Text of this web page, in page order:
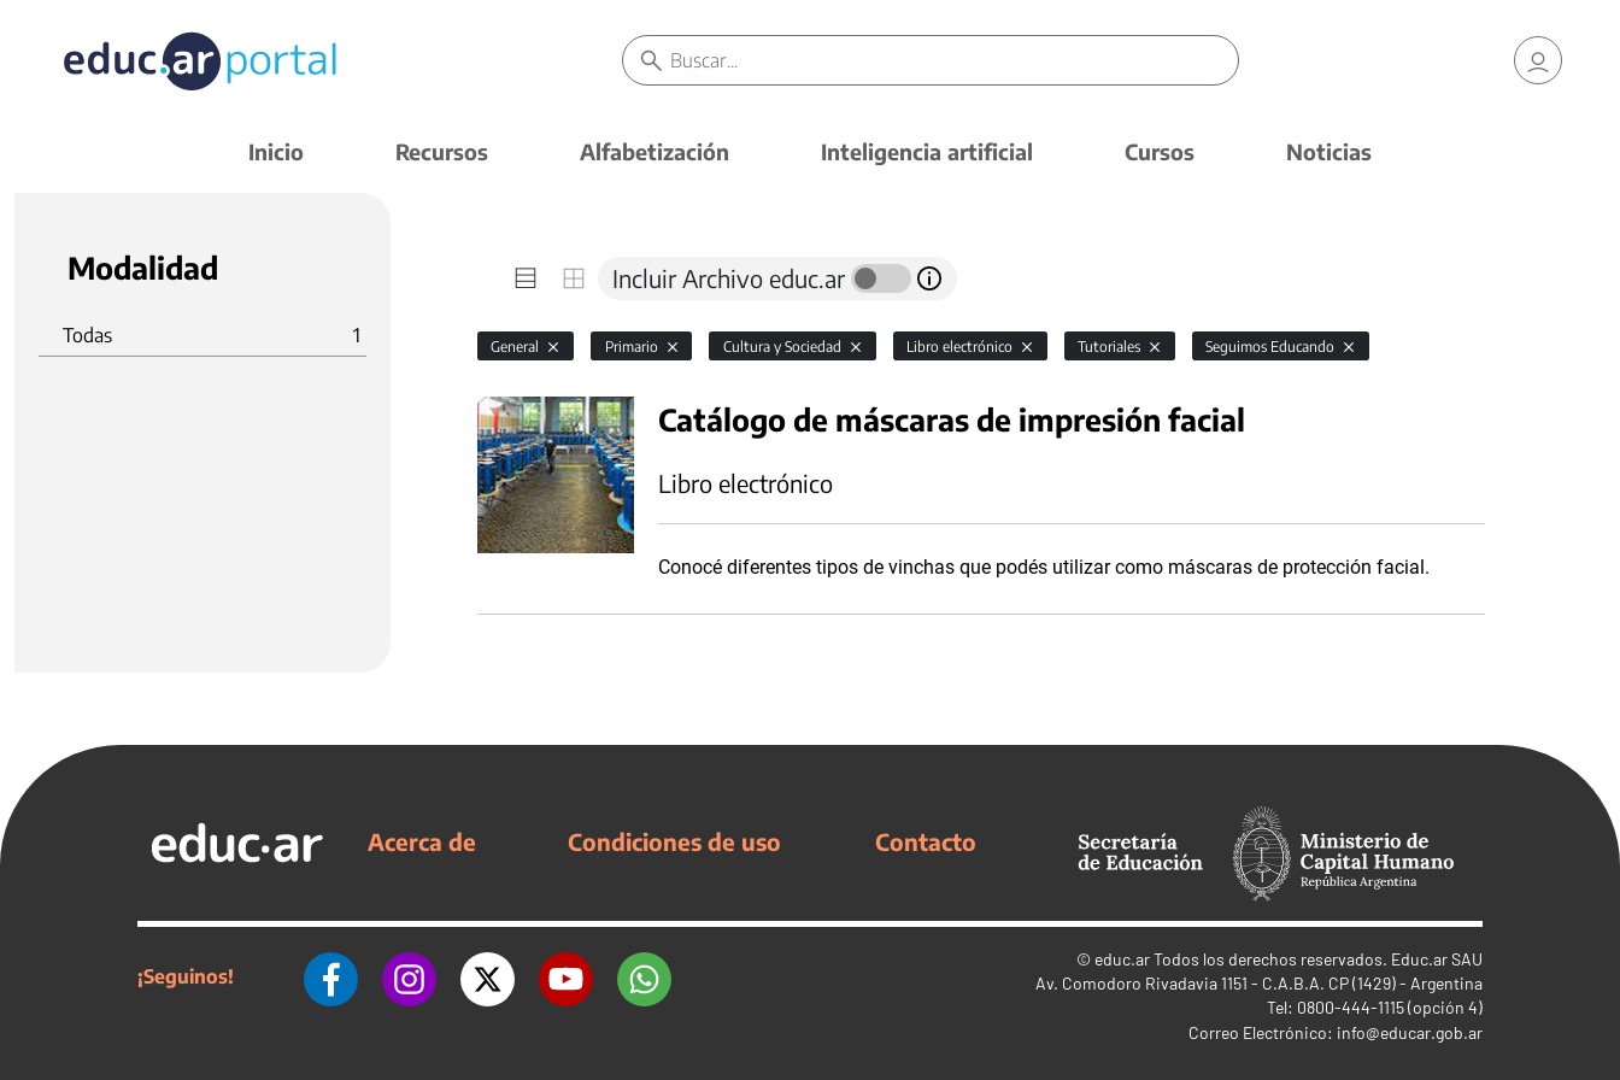
Inicio Recursos Alfabetización Inteligencia artificial Cursos Noticias
Modalidad
Todas 1
Incluir Archivo educ.ar
General Primario Cultura y Sociedad Libro electrónico Tutoriales Seguimos Educando
Catálogo de máscaras de impresión facial
Libro electrónico
Conocé diferentes tipos de vinchas que podés utilizar como máscaras de protección facial.
Acerca de Condiciones de uso Contacto
¡Seguinos!
© educ.arTodos los derechos reservados. Educ.ar SAU
Av. Comodoro Rivadavia 1151 - C.A.B.A. CP (1429) - Argentina
Tel: 0800-444-1115 (opción 4)
Correo Electrónico: info@educar.gob.ar